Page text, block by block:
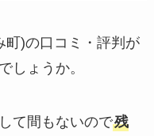
町)の口コミ・評判が
しょうか。
て間もないので残